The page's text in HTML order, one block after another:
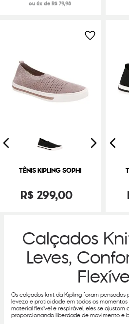
ou 6x de R$ 79,98
TÊNIS KIPLING SOPHI
R$299,00
Calçados
Leves,
Os calçados knit da Kipling foram
leveza e praticidade em todos os
material flexível e respirável, eles se ajustam
proporcionando liberdade de movimento e